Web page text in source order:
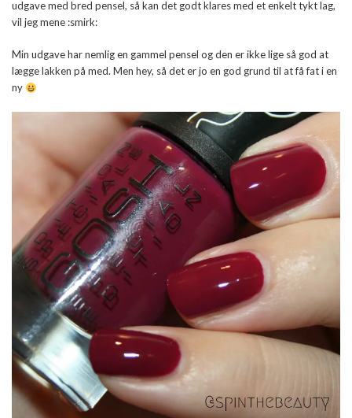
udgave med bred pensel, så kan det godt klares med et enkelt tykt lag,
vil jeg mene :smirk:
Min udgave har nemlig en gammel pensel og den er ikke lige så god at
lægge lakken på med. Men hey, så det er jo en god grund til at få fat i en
ny